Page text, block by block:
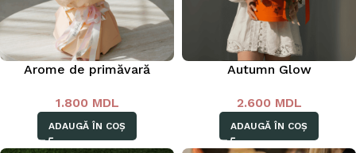
Arome de primăvară
1.800 MDL
ADAUGĂ ÎN COȘ
Autumn Glow
2.600 MDL
ADAUGĂ ÎN COȘ